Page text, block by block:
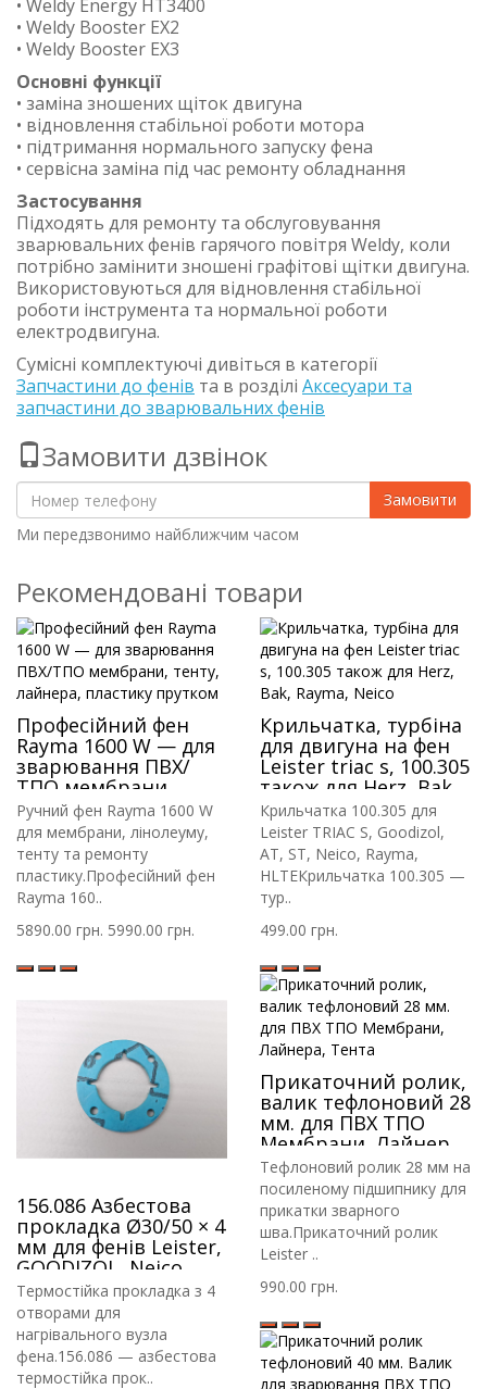
• Weldy Energy HT3400
• Weldy Booster EX2
• Weldy Booster EX3
Основні функції
• заміна зношених щіток двигуна
• відновлення стабільної роботи мотора
• підтримання нормального запуску фена
• сервісна заміна під час ремонту обладнання
Застосування
Підходять для ремонту та обслуговування
зварювальних фенів гарячого повітря Weldy, коли
потрібно замінити зношені графітові щітки двигуна.
Використовуються для відновлення стабільної
роботи інструмента та нормальної роботи
електродвигуна.
Сумісні комплектуючі дивіться в категорії
Запчастини до фенів та в розділі Аксесуари та
запчастини до зварювальних фенів
Замовити дзвінок
Замовити
Ми передзвонимо найближчим часом
Рекомендовані товари
Професійний фен
Rayma 1600 W — для
зварювання ПВХ/
ТПО мембрани,
тенту, лайнера,
пластику прутком
Ручний фен Rayma 1600 W
для мембрани, лінолеуму,
тенту та ремонту
пластику.Професійний фен
Rayma 160..
5890.00 грн. 5990.00 грн.
Крильчатка, турбіна
для двигуна на фен
Leister triac s, 100.305
також для Herz, Bak,
Rayma, Neico
Крильчатка 100.305 для
Leister TRIAC S, Goodizol,
AT, ST, Neico, Rayma,
HLTEКрильчатка 100.305 —
тур..
499.00 грн.
156.086 Азбестова
прокладка Ø30/50 × 4
мм для фенів Leister,
GOODIZOL, Neico,
Rayma
Термостійка прокладка з 4
отворами для
нагрівального вузла
фена.156.086 — азбестова
термостійка прок..
Прикаточний ролик,
валик тефлоновий 28
мм. для ПВХ ТПО
Мембрани, Лайнера,
Тента
Тефлоновий ролик 28 мм на
посиленому підшипнику для
прикатки зварного
шва.Прикаточний ролик
Leister ..
990.00 грн.